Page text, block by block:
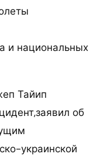
и национальных
Тайип
об
украинской